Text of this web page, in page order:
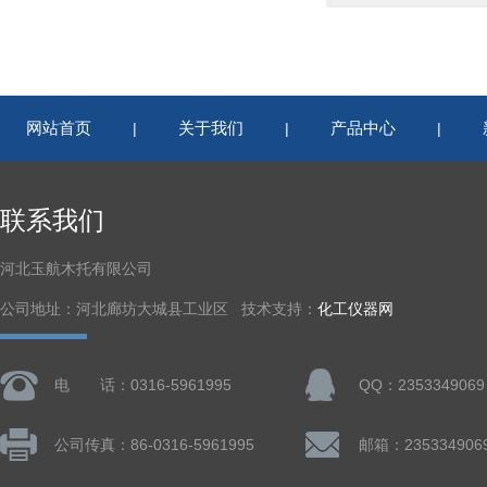
网站首页 | 关于我们 | 产品中心 |
联系我们
河北玉航木托有限公司
公司地址：河北廊坊大城县工业区 技术支持： 化工仪器网
电 话：0316-5961995 QQ：2353349069
公司传真：86-0316-5961995 邮箱：